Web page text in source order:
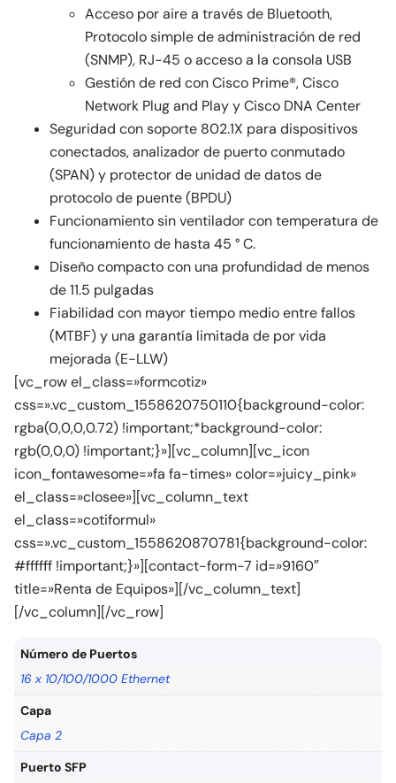
Acceso por aire a través de Bluetooth,
Protocolo simple de administración de red
(SNMP), RJ-45 o acceso a la consola USB
Gestión de red con Cisco Prime®, Cisco
Network Plug and Play y Cisco DNA Center
Seguridad con soporte 802.1X para dispositivos
conectados, analizador de puerto conmutado
(SPAN) y protector de unidad de datos de
protocolo de puente (BPDU)
Funcionamiento sin ventilador con temperatura de
funcionamiento de hasta 45 ° C.
Diseño compacto con una profundidad de menos
de 11.5 pulgadas
Fiabilidad con mayor tiempo medio entre fallos
(MTBF) y una garantía limitada de por vida
mejorada (E-LLW)
[vc_row el_class=»formcotiz»
css=».vc_custom_1558620750110{background-color:
rgba(0,0,0,0.72) !important;*background-color:
rgb(0,0,0) !important;}»][vc_column][vc_icon
icon_fontawesome=»fa fa-times» color=»juicy_pink»
el_class=»closee»][vc_column_text
el_class=»cotiformul»
css=».vc_custom_1558620870781{background-color:
#ffffff !important;}»][contact-form-7 id=»9160″
title=»Renta de Equipos»][/vc_column_text]
[/vc_column][/vc_row]
Número de Puertos
16 x 10/100/1000 Ethernet
Capa
Capa 2
Puerto SFP